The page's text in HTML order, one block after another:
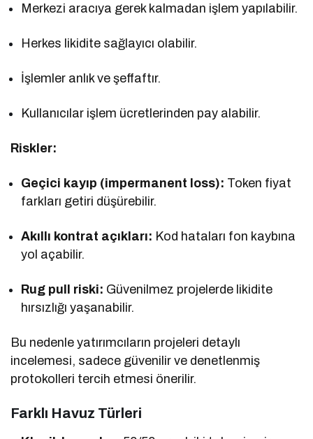
Merkezi aracıya gerek kalmadan işlem yapılabilir.
Herkes likidite sağlayıcı olabilir.
İşlemler anlık ve şeffaftır.
Kullanıcılar işlem ücretlerinden pay alabilir.
Riskler:
Geçici kayıp (impermanent loss): Token fiyat
farkları getiri düşürebilir.
Akıllı kontrat açıkları: Kod hataları fon kaybına
yol açabilir.
Rug pull riski: Güvenilmez projelerde likidite
hırsızlığı yaşanabilir.
Bu nedenle yatırımcıların projeleri detaylı
incelemesi, sadece güvenilir ve denetlenmiş
protokolleri tercih etmesi önerilir.
Farklı Havuz Türleri